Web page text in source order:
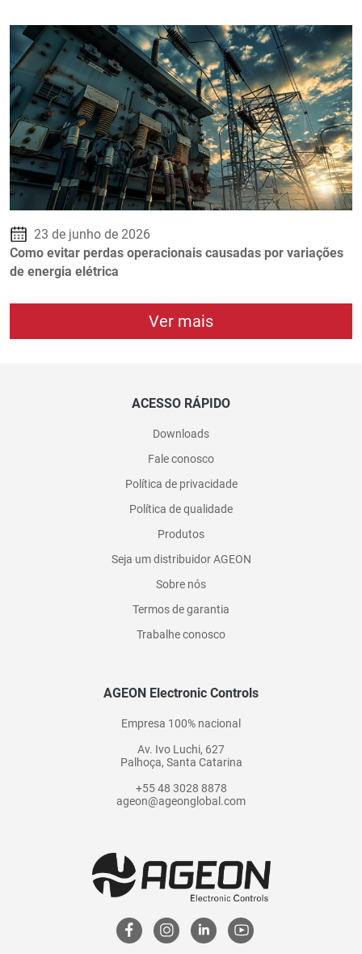
23 de junho de 2026
Como evitar perdas operacionais causadas por variações
de energia elétrica
Ver mais
ACESSO RÁPIDO
Downloads
Fale conosco
Política de privacidade
Política de qualidade
Produtos
Seja um distribuidor AGEON
Sobre nós
Termos de garantia
Trabalhe conosco
AGEON Electronic Controls
Empresa 100% nacional
Av. Ivo Luchi, 627
Palhoça, Santa Catarina
+55 48 3028 8878
ageon@ageonglobal.com